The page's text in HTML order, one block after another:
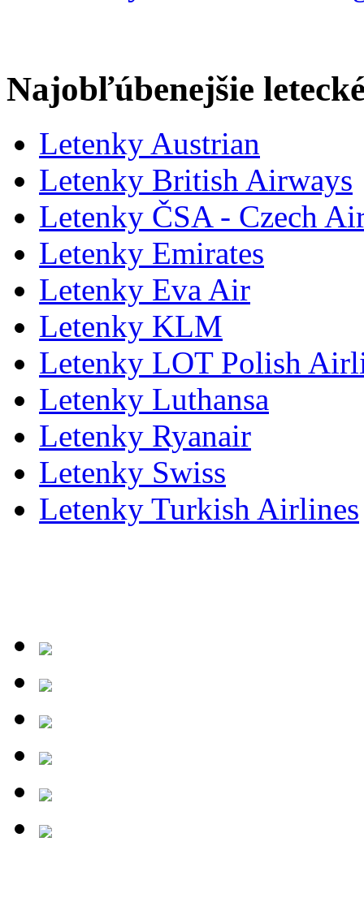
Najobľúbenejšie
Letenky Austrian
Letenky British Airways
Letenky ČSA - Czech
Letenky Emirates
Letenky Eva Air
Letenky KLM
Letenky LOT Polish
Letenky Luthansa
Letenky Ryanair
Letenky Swiss
Letenky Turkish Airlines